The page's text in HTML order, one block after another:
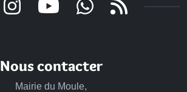
Nous contacter
Mairie du Moule,